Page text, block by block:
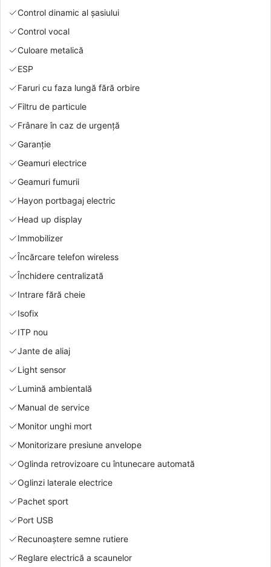
Control dinamic al șasiului
Control vocal
Culoare metalică
ESP
Faruri cu faza lungă fără orbire
Filtru de particule
Frânare în caz de urgență
Garanție
Geamuri electrice
Geamuri fumurii
Hayon portbagaj electric
Head up display
Immobilizer
Încărcare telefon wireless
Închidere centralizată
Intrare fără cheie
Isofix
ITP nou
Jante de aliaj
Light sensor
Lumină ambientală
Manual de service
Monitor unghi mort
Monitorizare presiune anvelope
Oglinda retrovizoare cu întunecare automată
Oglinzi laterale electrice
Pachet sport
Port USB
Recunoaștere semne rutiere
Reglare electrică a scaunelor